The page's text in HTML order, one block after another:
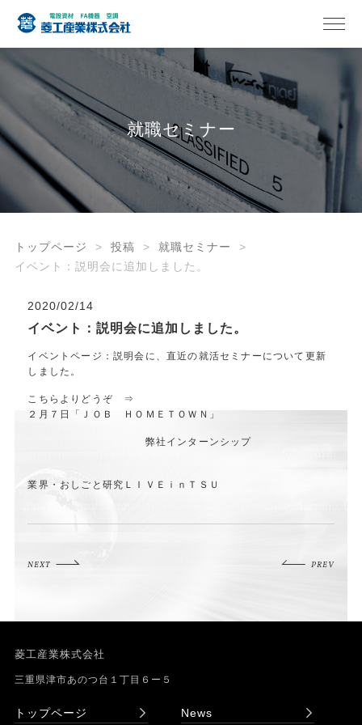
就職セミナー
トップページ 投稿
就職セミナー
イベント：説明会に追加しました。
2020/02/14
イベント：説明会に追加しました。
イベントページ：説明会に、直近の就活セミナーについて更新
しました。
こちらよりどうぞ ⇒
２月７日「ＪＯＢ ＨＯＭＥＴＯＷＮ」
弊社インターンシップ
業界・おしごと研究ＬＩＶＥｉｎＴＳＵ
NEXT PREV
菱工産業株式会社
三重県津市あのつ台１丁目６ー５
トップページ News